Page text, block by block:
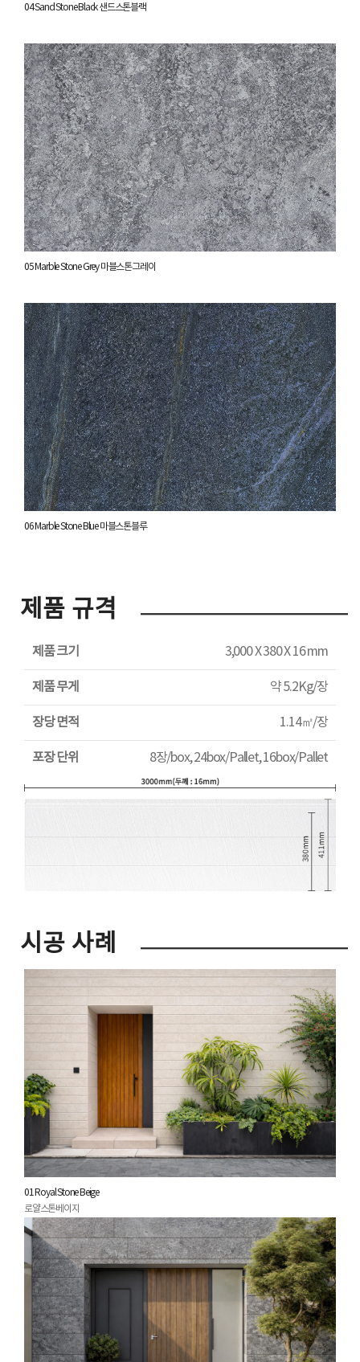
04 Sand Stone Black 샌드스톤블랙
05 Marble Stone Grey 마블스톤그레이
06 Marble Stone Blue 마블스톤블루
제품 규격
제품 크기 3,000 X 380 X 16 mm
제품 무게 약 5.2Kg/장
장당 면적 1.14㎡/장
포장 단위 8장/box, 24box/Pallet, 16box/Pallet
시공 사례
01 Royal Stone Beige
로얄스톤베이지